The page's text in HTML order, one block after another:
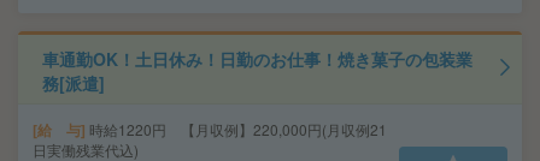
車通勤OK！土日休み！日勤のお仕事！焼き菓子の包装業
務[派遣]
給 与 時給1220円 【月収例】220,000円(月収例21
日実働残業代込)